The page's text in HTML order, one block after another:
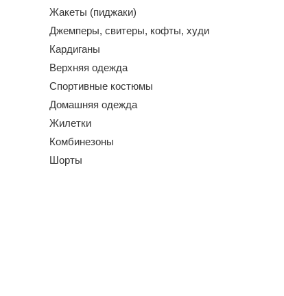
Жакеты (пиджаки)
Джемперы, свитеры, кофты, худи
Кардиганы
Верхняя одежда
Спортивные костюмы
Домашняя одежда
Жилетки
Комбинезоны
Шорты